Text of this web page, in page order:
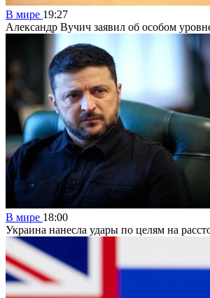
В мире 19:27
Александр Вучич заявил об особом
В мире 18:00
Украина нанесла удары по целям на